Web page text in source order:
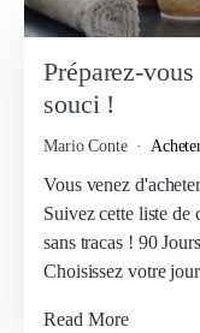
Préparez-
souci !
Mario Conte
Vous venez
Suivez cette liste de
sans tracas ! 90
Choisissez votre
Read More